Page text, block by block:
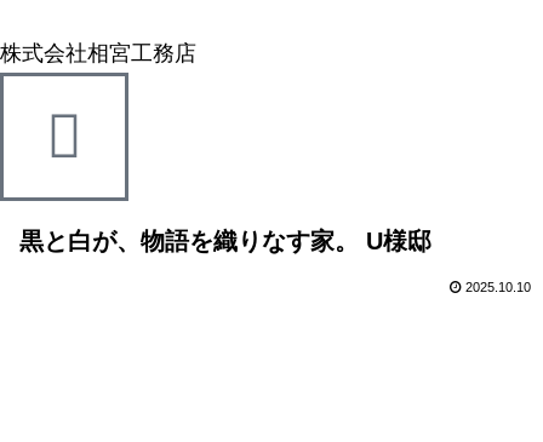
株式会社相宮工務店
黒と白が、物語を織りなす家。 U様邸
2025.10.10